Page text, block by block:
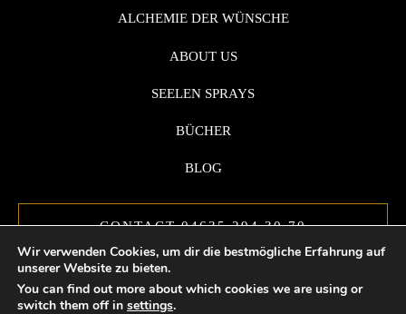
ALCHEMIE DER WÜNSCHE
ABOUT US
SEELEN SPRAYS
BÜCHER
BLOG
CONTACT 04635 294 30 70
Wir verwenden Cookies, um dir die bestmögliche Erfahrung auf
unserer Website zu bieten.
You can find out more about which cookies we are using or
switch them off in settings.